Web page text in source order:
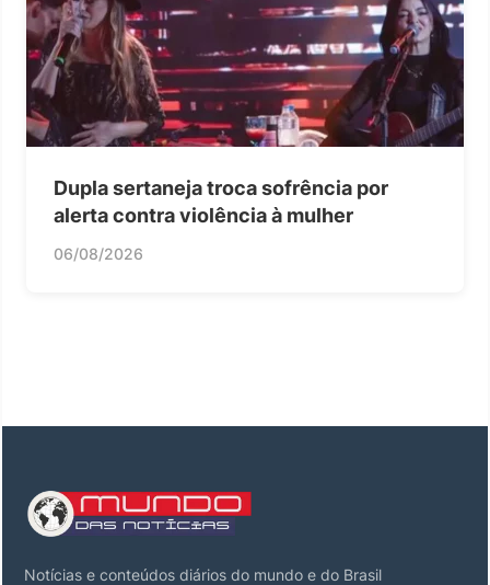
Dupla sertaneja troca sofrência por
alerta contra violência à mulher
06/08/2026
Notícias e conteúdos diários do mundo e do Brasil